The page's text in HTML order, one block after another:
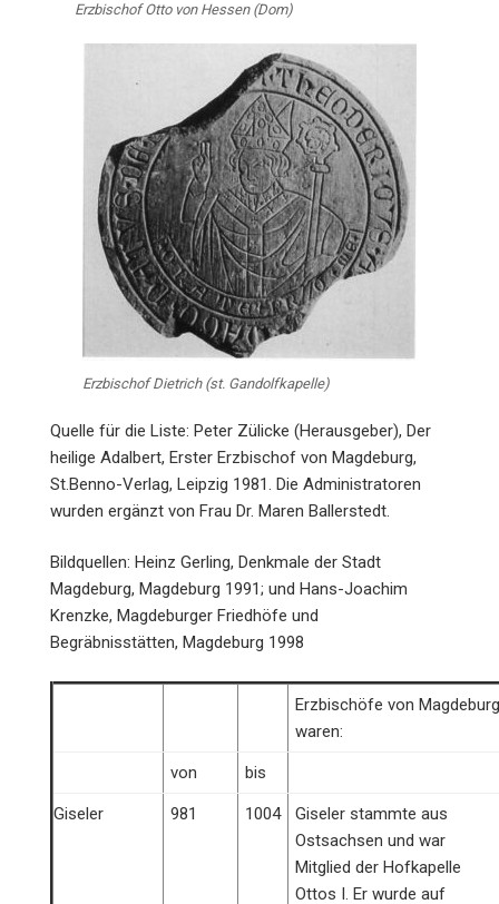
Erzbischof Otto von Hessen (Dom)
Erzbischof Dietrich (st. Gandolfkapelle)
Quelle für die Liste: Peter Zülicke (Herausgeber), Der
heilige Adalbert, Erster Erzbischof von Magdeburg,
St.Benno-Verlag, Leipzig 1981. Die Administratoren
wurden ergänzt von Frau Dr. Maren Ballerstedt.
Bildquellen: Heinz Gerling, Denkmale der Stadt
Magdeburg, Magdeburg 1991; und Hans-Joachim
Krenzke, Magdeburger Friedhöfe und
Begräbnisstätten, Magdeburg 1998
Erzbischöfe von Magdeburg
waren:
von bis
Giseler 981 1004
Giseler stammte aus
Ostsachsen und war
Mitglied der Hofkapelle
Ottos I. Er wurde auf